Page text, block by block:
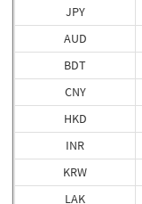
JPY
AUD
BDT
CNY
HKD
INR
KRW
LAK